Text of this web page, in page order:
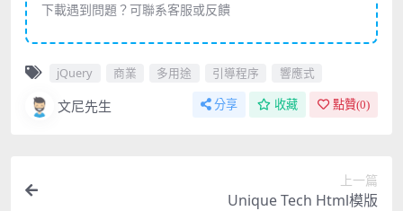
下載遇到問題？可聯系客服或反饋
jQuery 商業 多用途 引導程序 響應式
文尼先生 分享 收藏 點贊(0)
上一篇
Unique Tech Html模版